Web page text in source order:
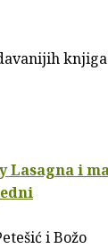
Lasagna i
i Božo